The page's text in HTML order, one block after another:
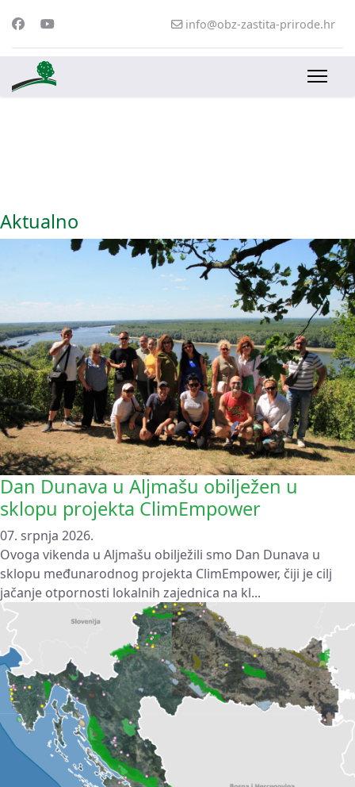
info@obz-zastita-prirode.hr
Aktualno
Dan Dunava u Aljmašu obilježen u
sklopu projekta ClimEmpower
07. srpnja 2026.
Ovoga vikenda u Aljmašu obilježili smo Dan Dunava u
sklopu međunarodnog projekta ClimEmpower, čiji je cilj
jačanje otpornosti lokalnih zajednica na kl...